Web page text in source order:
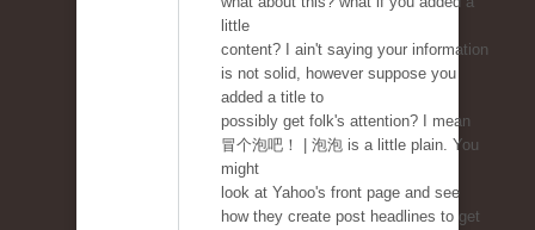
little
content? I ain't saying your information
is not solid, however suppose you
added a title to
possibly get folk's attention? I mean
冒个泡吧！ | 泡泡 is a little plain. You
might
look at Yahoo's front page and see
how they create post headlines to get